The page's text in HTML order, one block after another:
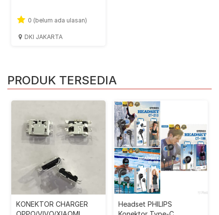
0 (belum ada ulasan)
DKI JAKARTA
PRODUK TERSEDIA
KONEKTOR CHARGER
Headset PHILIPS